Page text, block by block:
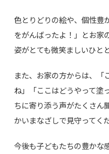
色とりどりの絵や、個性豊
をがんばったよ！」とお家
姿がとても微笑ましいひと
また、お家の方からは、「
ね」「ここはどうやって塗
ちに寄り添う声がたくさん
かいまなざしで見守ってく
今後も子どもたちの豊かな